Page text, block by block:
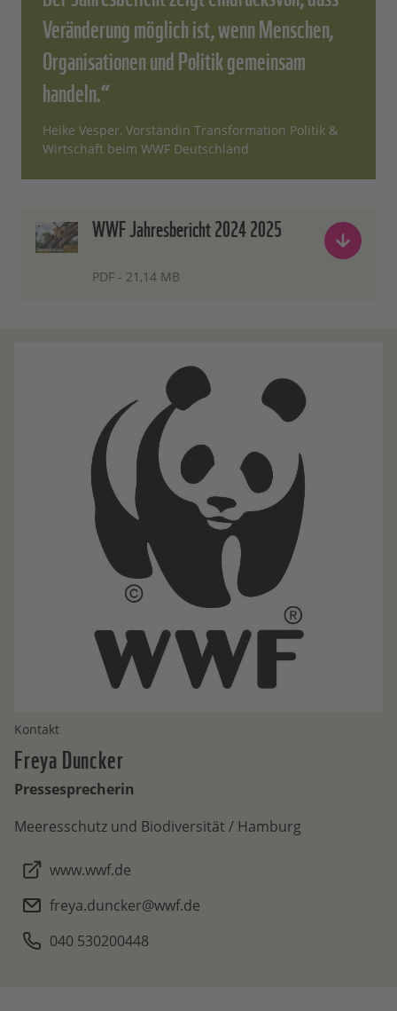
Veränderung möglich ist, wenn Menschen,
Organisationen und Politik gemeinsam
handeln.“
Heike Vesper, Vorständin Transformation Politik &
Wirtschaft beim WWF Deutschland
WWF Jahresbericht 2024 2025
PDF - 21,14 MB
Kontakt
FreyaDuncker
Pressesprecherin
Meeresschutz und Biodiversität / Hamburg
www.wwf.de
freya.duncker@wwf.de
040 530200448